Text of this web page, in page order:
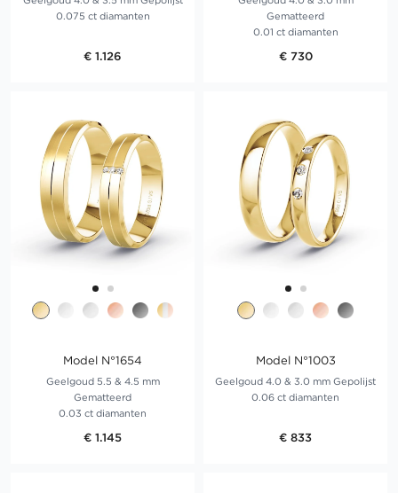
0.075 ct diamanten
€ 1.126
Gematteerd
0.01 ct diamanten
€ 730
Model N°1654
Geelgoud 5.5 & 4.5 mm
Gematteerd
0.03 ct diamanten
€ 1.145
Model N°1003
Geelgoud 4.0 & 3.0 mm Gepolijst
0.06 ct diamanten
€ 833